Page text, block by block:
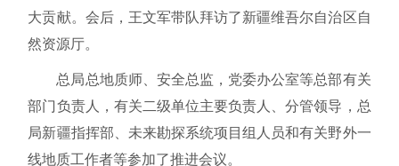
大贡献。会后，王文军带队拜访了新疆维吾尔自治区自
然资源厅。
总局总地质师、安全总监，党委办公室等总部有关
部门负责人，有关二级单位主要负责人、分管领导，总
局新疆指挥部、未来勘探系统项目组人员和有关野外一
线地质工作者等参加了推进会议。